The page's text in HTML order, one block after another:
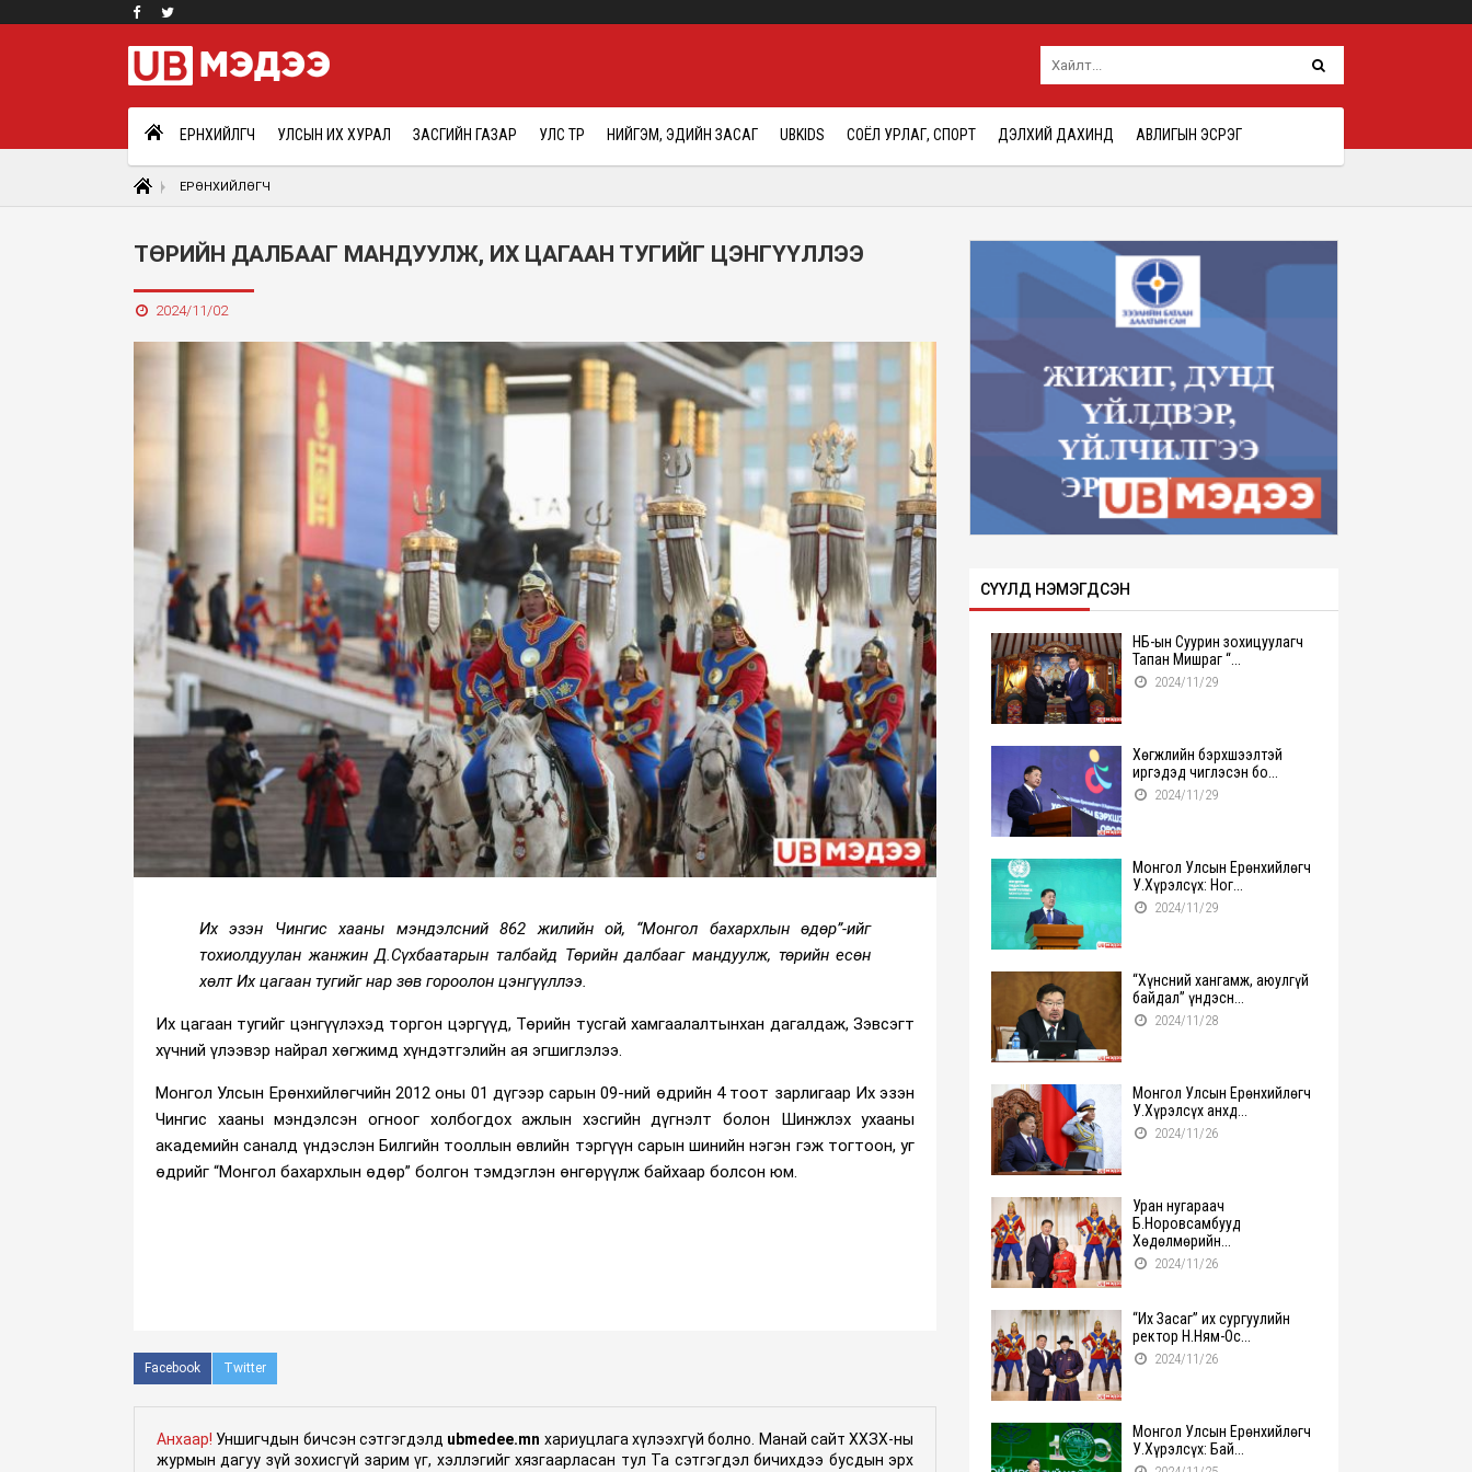
ЕРӨНХИЙЛӨГЧ УЛСЫН ИХ ХУРАЛ ЗАСГИЙН ГАЗАР УЛС ТӨР НИЙГЭМ, ЭДИЙН ЗАСАГ UBKIDS СОЁЛ УРЛАГ, СПОРТ ДЭЛХИЙ ДАХИНД АВЛИГЫН ЭСРЭГ
ЕРӨНХИЙЛӨГЧ
ТӨРИЙН ДАЛБААГ МАНДУУЛЖ, ИХ ЦАГААН ТУГИЙГ ЦЭНГҮҮЛЛЭЭ
2024/11/02
Их эзэн Чингис хааны мэндэлсний 862 жилийн ой, “Монгол бахархлын өдөр”-ийг
тохиолдуулан жанжин Д.Сүхбаатарын талбайд Төрийн далбааг мандуулж, төрийн есөн
хөлт Их цагаан тугийг нар зөв гороолон цэнгүүллээ.
Их цагаан тугийг цэнгүүлэхэд торгон цэргүүд, Төрийн тусгай хамгаалалтынхан дагалдаж, Зэвсэгт
хүчний үлээвэр найрал хөгжимд хүндэтгэлийн ая эгшиглэлээ.
Монгол Улсын Ерөнхийлөгчийн 2012 оны 01 дүгээр сарын 09-ний өдрийн 4 тоот зарлигаар Их эзэн
Чингис хааны мэндэлсэн огноог холбогдох ажлын хэсгийн дүгнэлт болон Шинжлэх ухааны
академийн саналд үндэслэн Билгийн тооллын өвлийн тэргүүн сарын шинийн нэгэн гэж тогтоон, уг
өдрийг “Монгол бахархлын өдөр” болгон тэмдэглэн өнгөрүүлж байхаар болсон юм.
Facebook Twitter
Анхаар! Уншигчдын бичсэн сэтгэгдэлд ubmedee.mn хариуцлага хүлээхгүй болно. Манай сайт ХХЗХ-ны
журмын дагуу зүй зохисгүй зарим үг, хэллэгийг хязгаарласан тул Та сэтгэгдэл бичихдээ бусдын эрх
СҮҮЛД НЭМЭГДСЭН
НҮБ-ын Суурин зохицуулагч
Тапан Мишраг “...
2024/11/29
Хөгжлийн бэрхшээлтэй
иргэдэд чиглэсэн бо...
2024/11/29
Монгол Улсын Ерөнхийлөгч
У.Хүрэлсүх: Ног...
2024/11/29
“Хүнсний хангамж, аюулгүй
байдал” үндэсн...
2024/11/28
Монгол Улсын Ерөнхийлөгч
У.Хүрэлсүх анхд...
2024/11/26
Уран нугараач
Б.Норовсамбууд
Хөдөлмөрийн...
2024/11/26
“Их Засаг” их сургуулийн
ректор Н.Ням-Ос...
2024/11/26
Монгол Улсын Ерөнхийлөгч
У.Хүрэлсүх: Бай...